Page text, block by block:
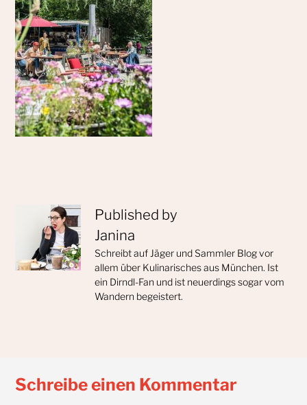
Published by
Janina
Schreibt auf Jäger und Sammler Blog vor
allem über Kulinarisches aus München. Ist
ein Dirndl-Fan und ist neuerdings sogar vom
Wandern begeistert.
Schreibe einen Kommentar